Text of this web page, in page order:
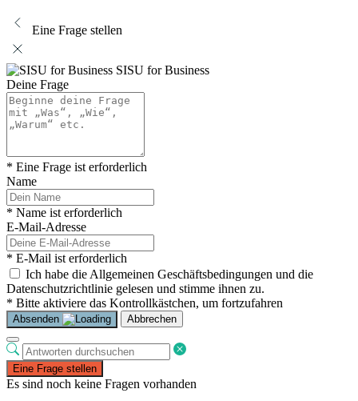
Eine Frage stellen
SISU for Business
Deine Frage
* Eine Frage ist erforderlich
Name
* Name ist erforderlich
E-Mail-Adresse
* E-Mail ist erforderlich
Ich habe die Allgemeinen Geschäftsbedingungen und die
Datenschutzrichtlinie gelesen und stimme ihnen zu.
* Bitte aktiviere das Kontrollkästchen, um fortzufahren
Absenden Abbrechen
Eine Frage stellen
Es sind noch keine Fragen vorhanden